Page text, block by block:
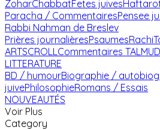
ZoharChabbatFetes juives
Paracha / CommentairesPensee
Rabbi Nahman de Breslev
Prières journalièresPsaumesRachi
ARTSCROLL Commentaires TALMUD
LITTERATURE
BD / humourBiographie /
juivePhilosophieRomans / Essais
NOUVEAUTÉS
Voir Plus
Category